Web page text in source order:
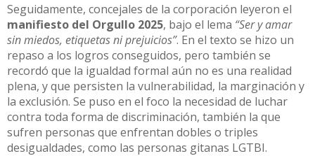
Seguidamente, concejales de la corporación leyeron el
manifiesto del Orgullo 2025, bajo el lema “Ser y amar
sin miedos, etiquetas ni prejuicios”. En el texto se hizo un
repaso a los logros conseguidos, pero también se
recordó que la igualdad formal aún no es una realidad
plena, y que persisten la vulnerabilidad, la marginación y
la exclusión. Se puso en el foco la necesidad de luchar
contra toda forma de discriminación, también la que
sufren personas que enfrentan dobles o triples
desigualdades, como las personas gitanas LGTBI.